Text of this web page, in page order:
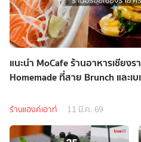
แนะนำ MoCafe ร้านอาหารเชียง
Homemade ที่สาย Brunch และ
ร้านแฮงค์เอาท์ 11 มี.ค. 69